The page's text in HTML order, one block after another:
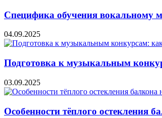
Специфика обучения вокальному
04.09.2025
Подготовка к музыкальным
03.09.2025
Особенности тёплого остекления